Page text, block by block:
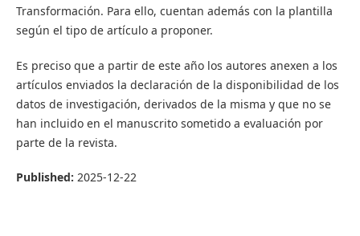
Transformación. Para ello, cuentan además con la plantilla
según el tipo de artículo a proponer.
Es preciso que a partir de este año los autores anexen a los
artículos enviados la declaración de la disponibilidad de los
datos de investigación, derivados de la misma y que no se
han incluido en el manuscrito sometido a evaluación por
parte de la revista.
Published: 2025-12-22